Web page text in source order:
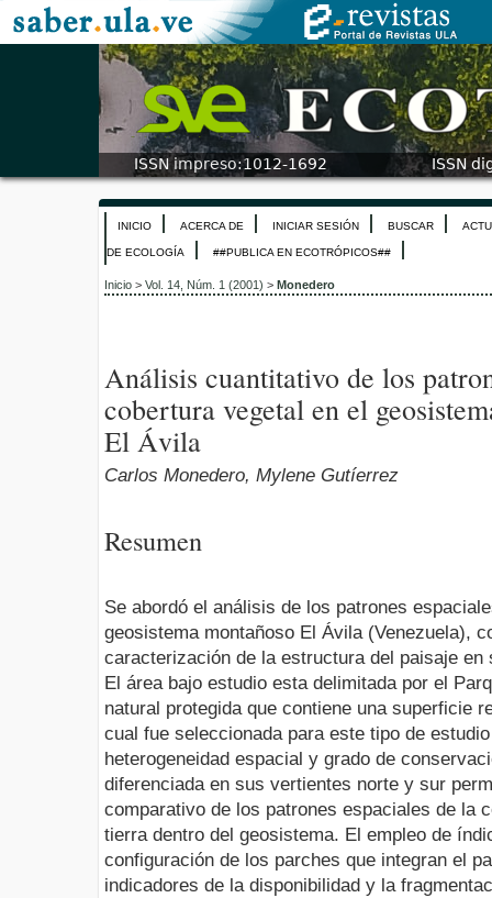
INICIO ACERCA DE INICIAR SESIÓN BUSCAR
DE ECOLOGÍA ##PUBLICA EN ECOTRÓPICOS##
Inicio > Vol. 14, Núm. 1 (2001) > Monedero
Análisis cuantitativo de los
cobertura vegetal en el
El Ávila
Carlos Monedero, Mylene Gutíerrez
Resumen
Se abordó el análisis de los patrones
geosistema montañoso El Ávila (Venezuela),
caracterización de la estructura del paisaje
El área bajo estudio esta delimitada por el
natural protegida que contiene una superficie
cual fue seleccionada para este tipo de
heterogeneidad espacial y grado de
diferenciada en sus vertientes norte y sur
comparativo de los patrones espaciales de la
tierra dentro del geosistema. El empleo de
configuración de los parches que integran el
indicadores de la disponibilidad y la